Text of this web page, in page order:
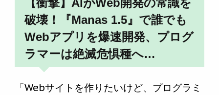
【衝撃】AIがWeb開発の常識を
破壊！『Manas 1.5』で誰でも
Webアプリを爆速開発、プログ
ラマーは絶滅危惧種へ…
「Webサイトを作りたいけど、プログラミ